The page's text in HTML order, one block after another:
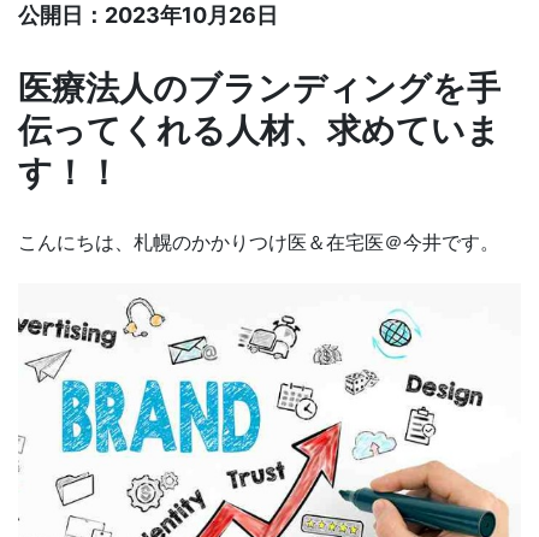
公開日：2023年10月26日
医療法人のブランディングを手
伝ってくれる人材、求めていま
す！！
こんにちは、札幌のかかりつけ医＆在宅医＠今井です。